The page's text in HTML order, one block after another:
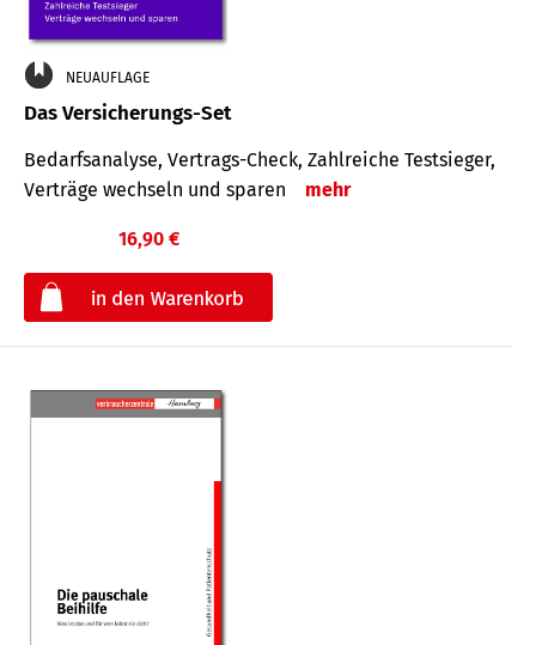
NEUAUFLAGE
Das Versicherungs-Set
Bedarfsanalyse, Vertrags-Check, Zahlreiche Testsieger,
Verträge wechseln und sparen
mehr
16,90 €